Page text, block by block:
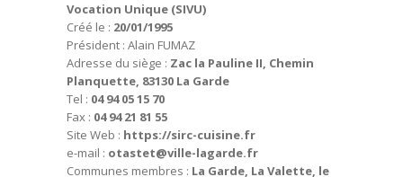
Vocation Unique (SIVU)
Créé le : 20/01/1995
Président : Alain FUMAZ
Adresse du siège : Zac la Pauline II, Chemin
Planquette, 83130 La Garde
Tel : 04 94 05 15 70
Fax : 04 94 21 81 55
Site Web : https://sirc-cuisine.fr
e-mail : otastet@ville-lagarde.fr
Communes membres : La Garde, La Valette, le